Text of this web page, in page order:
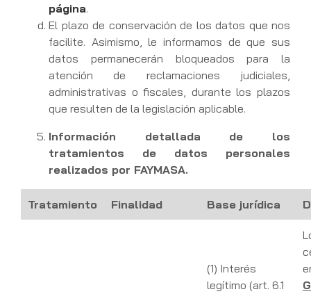
página.
El plazo de conservación de los datos que nos
facilite. Asimismo, le informamos de que sus
datos permanecerán bloqueados para la
atención de reclamaciones judiciales,
administrativas o fiscales, durante los plazos
que resulten de la legislación aplicable.
Información detallada de los
tratamientos de datos personales
realizados por FAYMASA.
Tratamiento Finalidad Base jurídica
(1) Interés
legítimo (art. 6.1